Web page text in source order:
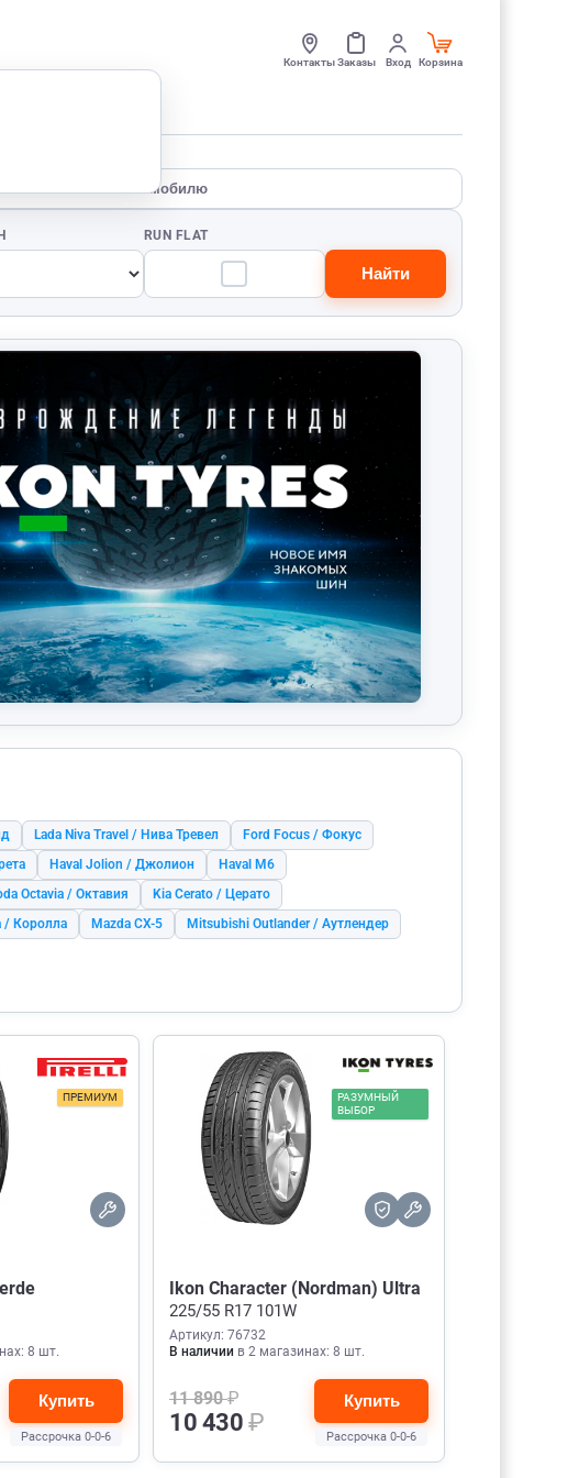
КонтактыЗаказы Вход Корзина
По автомобилю
RUN FLAT
Найти
Lada Niva Travel / Нива Тревел
Ford Focus / Фокус
Haval Jolion / Джолион
Haval M6
Octavia / Октавия
Kia Cerato / Церато
/ Королла Mazda CX-5
Mitsubishi Outlander / Аутлендер
ПРЕМИУМ
8 шт.
Купить
Рассрочка 0-0-6
РАЗУМНЫЙ
ВЫБОР
Ikon Character (Nordman) Ultra
225/55 R17 101W
Артикул: 76732
В наличии в 2 магазинах: 8 шт.
11 890₽
10 430 ₽
Купить
Рассрочка 0-0-6